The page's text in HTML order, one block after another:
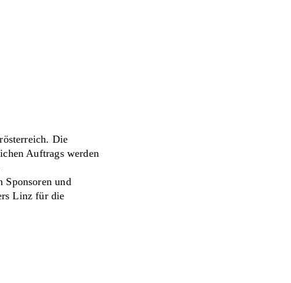
Die
Auftrags werden
Sponsoren und
Linz für die